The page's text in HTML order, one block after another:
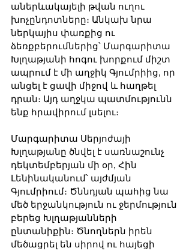
աներևակայելի թվան ուղու
խոչընդոտները։ Անկախ նրա
ներկայիս փառքից ու
ձեռքբերումներից՝ Մարգարիտա
Խլղաթյանի հոգու խորքում միշտ
ապրում է մի աղջիկ Գյումրիից, որ
անցել է ցավի միջով և հաղթել
դրան։ Այդ աղջկա պատմությունն
ենք հրավիրում լսելու։
Մարգարիտա Սերյոժայի
Խլղաթյանը ծնվել է սառնաշունչ
դեկտեմբերյան մի օր, Հին
Լենինականում՝ այժմյան
Գյումրիում։ Ծննդյան պահից նա
մեծ երջանկություն ու ջերմություն
բերեց Խլղաթյանների
ընտանիքին։ Ծնողներն իրեն
մեծացրել են սիրով ու հայեցի